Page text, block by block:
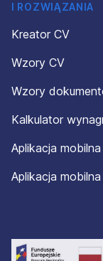
I ROZWIĄZANIA
Kreator CV
Wzory CV
Wzory
Kalkulator
Aplikacja
Aplikacja mobilna